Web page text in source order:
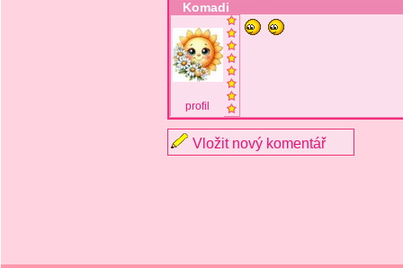
Komadi
profil
Vložit nový komentář